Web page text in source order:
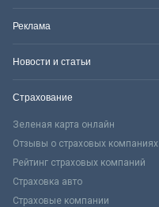
Реклама
Новости и статьи
Страхование
Зеленая карта онлайн
Отзывы о страховых компаниях
Рейтинг страховых компаний
Страховка авто
Страховые компании